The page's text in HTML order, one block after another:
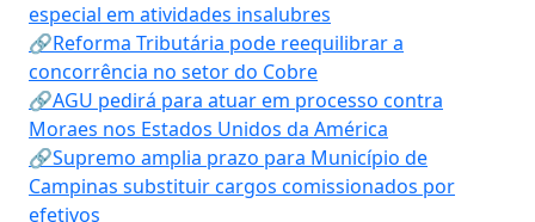
especial em atividades insalubres
🔗Reforma Tributária pode reequilibrar a
concorrência no setor do Cobre
🔗AGU pedirá para atuar em processo contra
Moraes nos Estados Unidos da América
🔗Supremo amplia prazo para Município de
Campinas substituir cargos comissionados por
efetivos